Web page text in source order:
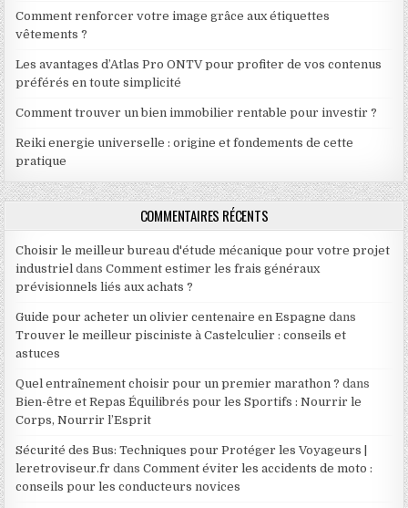
Comment renforcer votre image grâce aux étiquettes
vêtements ?
Les avantages d’Atlas Pro ONTV pour profiter de vos contenus
préférés en toute simplicité
Comment trouver un bien immobilier rentable pour investir ?
Reiki energie universelle : origine et fondements de cette
pratique
COMMENTAIRES RÉCENTS
Choisir le meilleur bureau d'étude mécanique pour votre projet
industriel dansComment estimer les frais généraux
prévisionnels liés aux achats ?
Guide pour acheter un olivier centenaire en Espagne dans
Trouver le meilleur pisciniste à Castelculier : conseils et
astuces
Quel entraînement choisir pour un premier marathon ? dans
Bien-être et Repas Équilibrés pour les Sportifs : Nourrir le
Corps, Nourrir l’Esprit
Sécurité des Bus: Techniques pour Protéger les Voyageurs |
leretroviseur.fr dansComment éviter les accidents de moto :
conseils pour les conducteurs novices